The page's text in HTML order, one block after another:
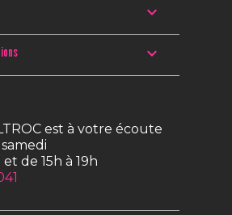


est à votre écoute
de 15h à 19h